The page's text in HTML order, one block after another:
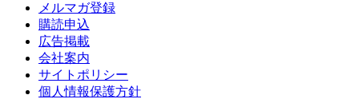
メルマガ登録
購読申込
広告掲載
会社案内
サイトポリシー
個人情報保護方針